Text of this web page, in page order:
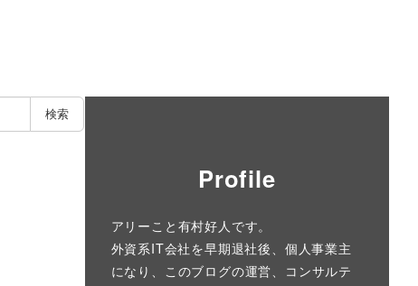
検索
Profile
アリーこと有村好人です。
外資系IT会社を早期退社後、個人事業主
になり、このブログの運営、コンサルテ